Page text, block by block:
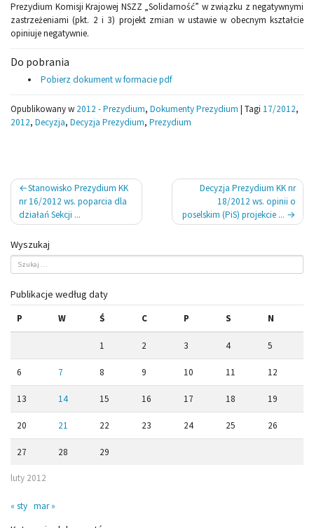
Prezydium Komisji Krajowej NSZZ „Solidarność” w związku z negatywnymi
zastrzeżeniami (pkt. 2 i 3) projekt zmian w ustawie w obecnym kształcie
opiniuje negatywnie.
Do pobrania
Pobierz dokument w formacie pdf
Opublikowany w 2012 - Prezydium, Dokumenty Prezydium | Tagi 17/2012,
2012, Decyzja, Decyzja Prezydium, Prezydium
Nawigacja
wpisu
Stanowisko Prezydium KK
nr 16/2012 ws. poparcia dla
działań Sekcji ...
Decyzja Prezydium KK nr
18/2012 ws. opinii o
poselskim (PiS) projekcie ...
Wyszukaj
Publikacje według daty
luty 2012
P W Ś C P S N
1 2 3 4 5
6 7 8 9 10 11 12
13 14 15 16 17 18 19
20 21 22 23 24 25 26
27 28 29
« sty mar »